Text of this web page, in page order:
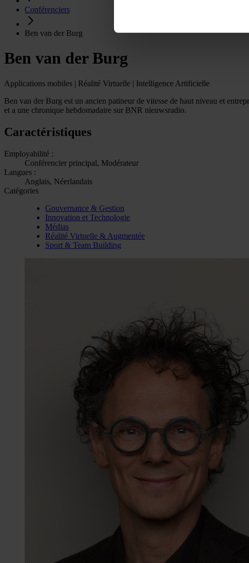
Conférenciers
Ben van der Burg
Ben van der Burg
Applications mobiles | Réalité Virtuelle | Intelligence Artificielle
Ben van der Burg est un ancien patineur de vitesse de haut niveau et
et a une chronique hebdomadaire sur BNR nieuwsradio.
Caractéristiques
Employabilité :
Conférencier principal, Modérateur
Langues :
Anglais, Néerlandais
Catégories
Gouvernance & Gestion
Innovation et Technologie
Médias
Réalité Virtuelle & Augmentée
Sport & Team Building